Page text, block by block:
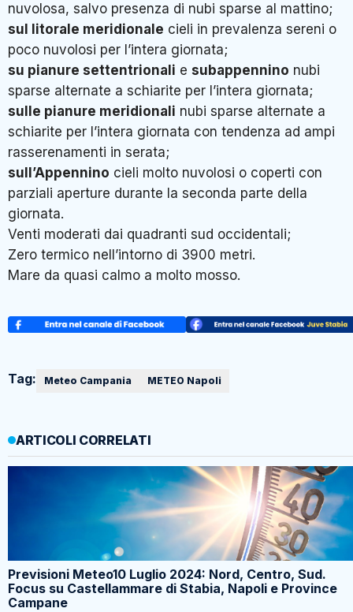
nuvolosa, salvo presenza di nubi sparse al mattino;
sul litorale meridionale cieli in prevalenza sereni o
poco nuvolosi per l’intera giornata;
su pianure settentrionali e subappennino nubi
sparse alternate a schiarite per l’intera giornata;
sulle pianure meridionali nubi sparse alternate a
schiarite per l’intera giornata con tendenza ad ampi
rasserenamenti in serata;
sull’Appennino cieli molto nuvolosi o coperti con
parziali aperture durante la seconda parte della
giornata.
Venti moderati dai quadranti sud occidentali;
Zero termico nell’intorno di 3900 metri.
Mare da quasi calmo a molto mosso.
Tag: Meteo Campania METEO Napoli
ARTICOLI CORRELATI
Previsioni Meteo10 Luglio 2024: Nord, Centro, Sud.
Focus su Castellammare di Stabia, Napoli e Province
Campane